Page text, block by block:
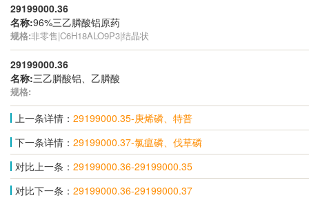
29199000.36
名称:96%三乙膦酸铝原药
规格:非零售|C6H18ALO9P3|结晶状
29199000.36
名称:三乙膦酸铝、乙膦酸
规格:
上一条详情： 29199000.35-庚烯磷、特普
下一条详情： 29199000.37-氯瘟磷、伐草磷
对比上一条： 29199000.36-29199000.35
对比下一条： 29199000.36-29199000.37